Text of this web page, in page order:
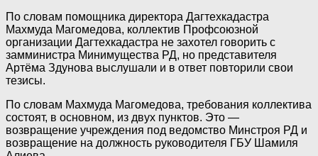
По словам помощника директора Дагтехкадастра
Махмуда Магомедова, коллектив Профсоюзной
организации Дагтехкадастра не захотел говорить с
замминистра Минимущества РД, но представителя
Артёма Здунова выслушали и в ответ повторили свои
тезисы.
По словам Махмуда Магомедова, требования коллектива
состоят, в основном, из двух пунктов. Это —
возвращение учреждения под ведомство Минстроя РД и
возвращение на должность руководителя ГБУ Шамиля